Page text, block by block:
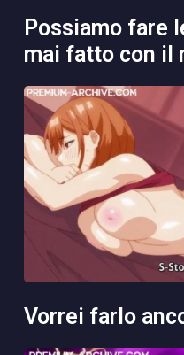
possiamo fare le cose che non ho
mai fatto con il
vorrei farlo